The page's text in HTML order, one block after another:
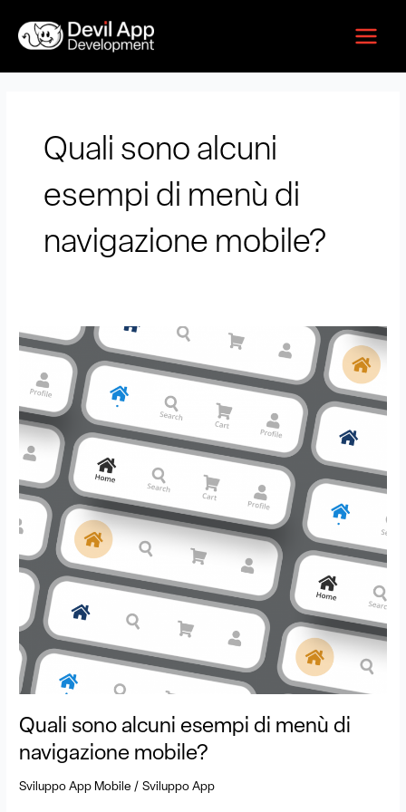
contenuto
Quali sono alcuni
esempi di menù di
navigazione mobile?
Quali sono alcuni esempi di menù di
navigazione mobile?
Sviluppo App Mobile /Sviluppo App
Quali
sono
alcuni
esempi
di
di
navigazione
mobile?